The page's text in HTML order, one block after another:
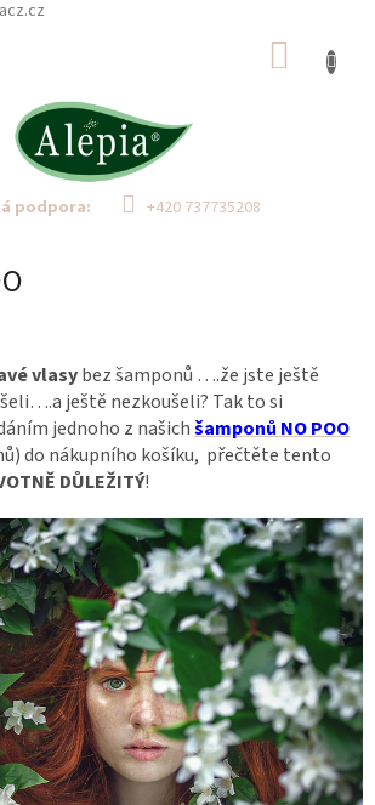
podpora: +420 737735208
vlasybez šamponů ….že jste ještě
ještě nezkoušeli? Tak to si
jednoho z našichšamponů NO POO
do nákupního košíku, přečtěte tento
DŮLEŽITÝ!